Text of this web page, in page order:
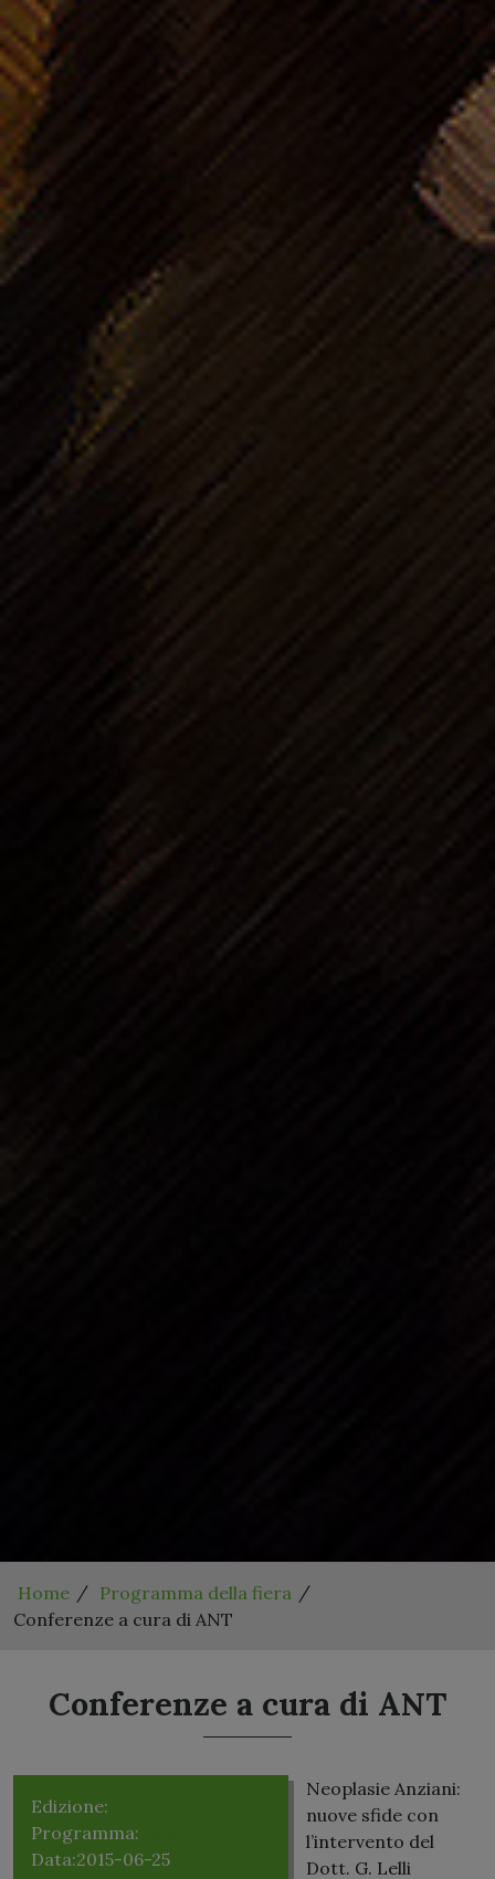
Home
Programma della fiera
Conferenze a cura di ANT
Conferenze a cura di ANT
Edizione:
Programma:
Data:2015-06-25
Neoplasie Anziani:
nuove sfide con
l’intervento del
Dott. G. Lelli